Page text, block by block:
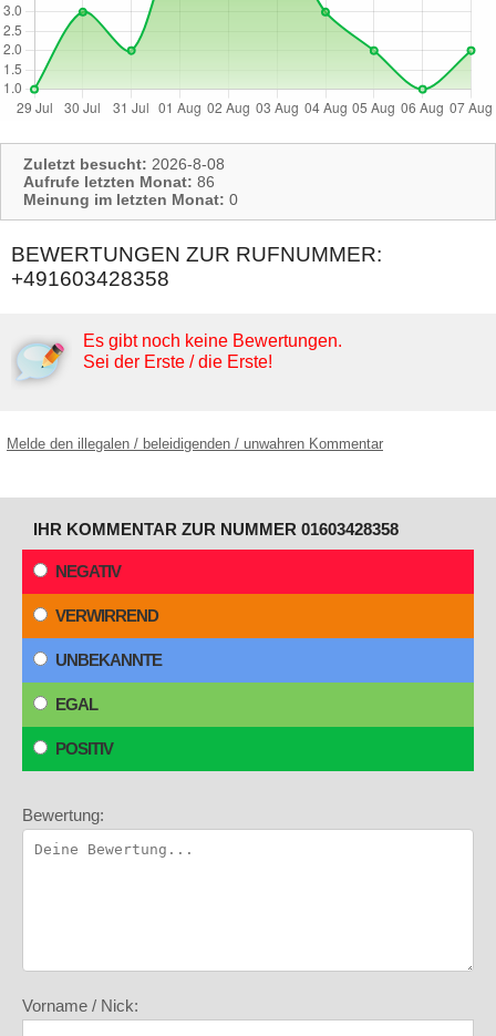
Zuletzt besucht: 2026-8-08
Aufrufe letzten Monat: 86
Meinung im letzten Monat: 0
BEWERTUNGEN ZUR RUFNUMMER:
+491603428358
Es gibt noch keine Bewertungen.
Sei der Erste / die Erste!
Melde den illegalen / beleidigenden / unwahren Kommentar
IHR KOMMENTAR ZUR NUMMER 01603428358
NEGATIV
VERWIRREND
UNBEKANNTE
EGAL
POSITIV
Bewertung:
Vorname / Nick: